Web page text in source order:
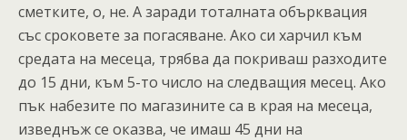
сметките, о, не. А заради тоталната обърквация
със сроковете за погасяване. Ако си харчил към
средата на месеца, трябва да покриваш разходите
до 15 дни, към 5-то число на следващия месец. Ако
пък набезите по магазините са в края на месеца,
изведнъж се оказва, че имаш 45 дни на